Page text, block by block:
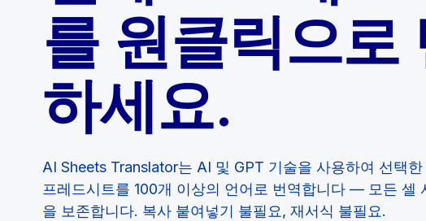
를 원클릭으로
하세요.
AI Sheets Translator는 AI 및 GPT 기술을 사용하여 선택
프레드시트를 100개 이상의 언어로 번역합니다 — 모든 셀
을 보존합니다. 복사 붙여넣기 불필요, 재서식 불필요.